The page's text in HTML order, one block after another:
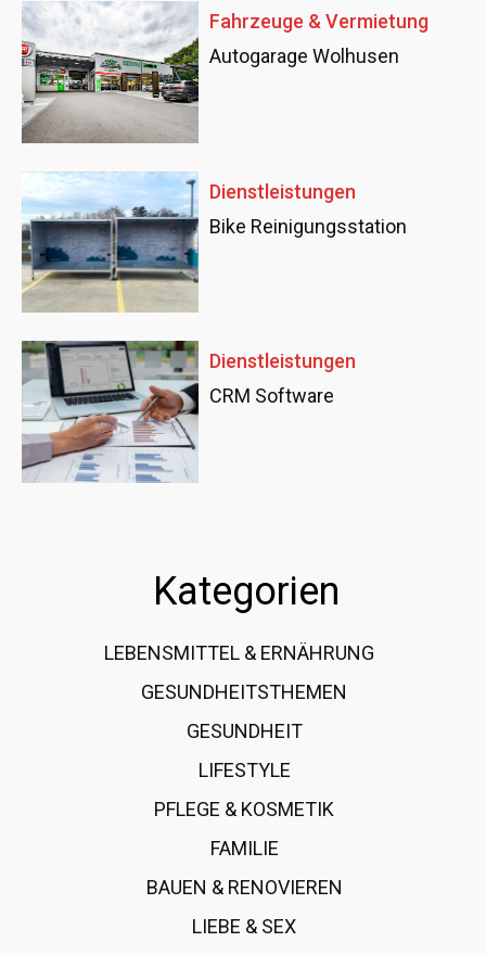
Fahrzeuge & Vermietung
Autogarage Wolhusen
Dienstleistungen
Bike Reinigungsstation
Dienstleistungen
CRM Software
Kategorien
LEBENSMITTEL & ERNÄHRUNG
GESUNDHEITSTHEMEN
GESUNDHEIT
LIFESTYLE
PFLEGE & KOSMETIK
FAMILIE
BAUEN & RENOVIEREN
LIEBE & SEX